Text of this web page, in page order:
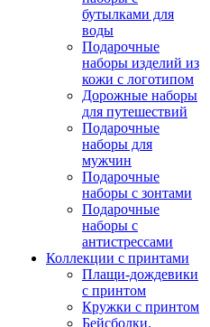
бутылками для
воды
Подарочные
наборы изделий из
кожи с логотипом
Дорожные наборы
для путешествий
Подарочные
наборы для
мужчин
Подарочные
наборы с зонтами
Подарочные
наборы с
антистрессами
Коллекции с принтами
Плащи-дождевики
с принтом
Кружки с принтом
Бейсболки,